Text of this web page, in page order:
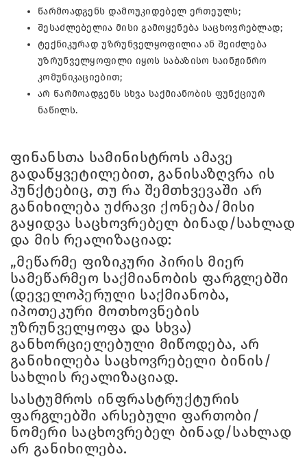
წარმოადგენს დამოუკიდებელ ერთეულს;
შესაძლებელია მისი გამოყენება საცხოვრებლად;
ტექნიკურად უზრუნველყოფილია ან შეიძლება
უზრუნველყოფილი იყოს საბაზისო საინჟინრო
კომუნიკაციებით;
არ წარმოადგენს სხვა საქმიანობის ფუნქციურ
ნაწილს.
ფინანსთა სამინისტროს ამავე
გადაწყვეტილებით, განისაზღვრა ის
პუნქტებიც, თუ რა შემთხვევაში არ
განიხილება უძრავი ქონება/მისი
გაყიდვა საცხოვრებელ ბინად/სახლად
და მის რეალიზაციად:
„მეწარმე ფიზიკური პირის მიერ
სამეწარმეო საქმიანობის ფარგლებში
(დეველოპერული საქმიანობა,
იპოთეკური მოთხოვნების
უზრუნველყოფა და სხვა)
განხორციელებული მიწოდება, არ
განიხილება საცხოვრებელი ბინის/
სახლის რეალიზაციად.
სასტუმროს ინფრასტრუქტურის
ფარგლებში არსებული ფართობი/
ნომერი საცხოვრებელ ბინად/სახლად
არ განიხილება.